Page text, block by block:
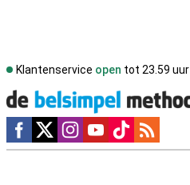
Klantenservice open tot 23.59 uur
Social media